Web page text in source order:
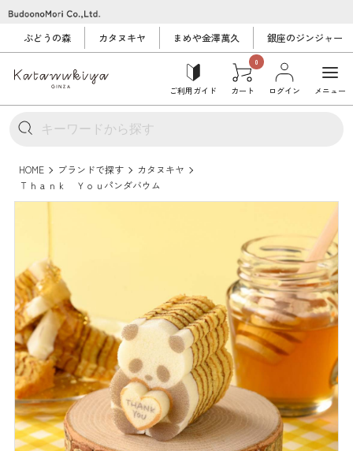
ぶどうの森 カタヌキヤ まめや金澤萬久 銀座のジンジャー
ご利用ガイド
0
カート ログイン メニュー
HOME ブランドで探す
カタヌキヤ
Ｔｈａｎｋ Ｙｏｕパンダバウム